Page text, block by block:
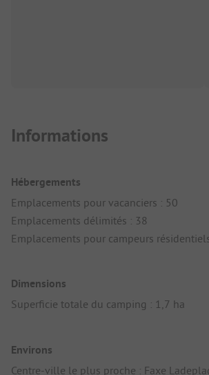
Informations
Hébergements
Emplacements pour vacanciers : 50
Emplacements délimités : 38
Emplacements pour campeurs
Dimensions
Superficie totale du camping : 1,7 ha
Environs
Centre-ville le plus proche : Faxe